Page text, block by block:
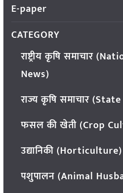
E-paper
CATEGORY
राष्ट्रीय कृषि समाचार
News)
राज्य कृषि समाचार
फसल की खेती (Crop
उद्यानिकी (Horticulture)
पशुपालन (Animal